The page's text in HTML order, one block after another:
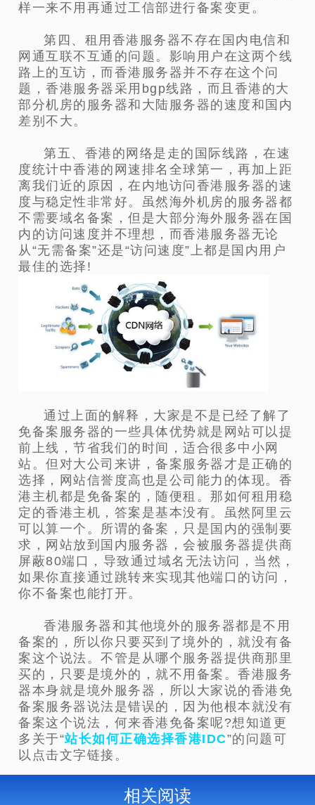
样一来不用再通过工信部进行备案变更。
第四、租用香港服务器不存在国内电信和
网通互联不互通的问题。影响用户在这两个线
路上的互访，而香港服务器并不存在这个问
题，香港服务器采用bgp线路，而且香港的大
部分机房的服务器和大陆服务器的速度和国内
差别不大。
第五、香港的网络是走的国际线路，在速
度统计中香港的网速排名全球第一，再加上距
离我们近的原因，在内地访问香港服务器的速
度与稳定性非常好。虽然海外机房的服务器都
不需要域名备案，但是大部分海外服务器在国
内的访问速度并不理想，而香港服务器无论
从“无需备案”还是“访问速度”上都是国内用户
最佳的选择!
通过上面的解释，大家是不是已经了解了
免备案服务器的一些具体优势就是网站可以提
前上线，节省我们的时间，适合很多中小网
站。但对大公司来讲，备案服务器才是正确的
选择，网站信誉度高也是公司能力的体现。香
港主机都是免备案的，随便租。那如何租用稳
定的香港主机，答案是基本没有。虽然阿里云
可以算一个。所谓的备案，只是国内的强制要
求，网站放到国内服务器，会被服务器提供商
屏蔽80端口，导致通过域名无法访问，当然，
如果你直接通过跳转来实现其他端口的访问，
你不备案也能打开。
香港服务器和其他境外的服务器都是不用
备案的，所以你只要买到了境外的，就没有备
案这个说法。不管是从哪个服务器提供商那里
买的，只要是境外的，就不用备案。香港服务
器本身就是境外服务器，所以大家说的香港免
备案服务器说法是错误的，因为他根本就没有
备案这个说法，何来香港免备案呢?想知道更
多关于“站长如何正确选择香港IDC”的问题可
以点击文字链接。
相关阅读